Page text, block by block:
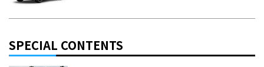
SPECIAL CONTENTS